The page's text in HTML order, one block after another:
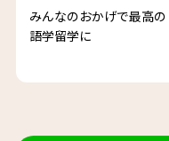
みんなのおかげで最高の
語学留学に